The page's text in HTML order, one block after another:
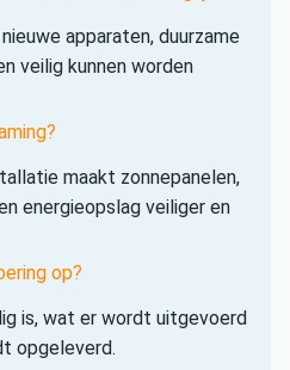
apparaten, duurzame
veilig kunnen worden
maakt zonnepanelen,
energieopslag veiliger en
op?
is, wat er wordt uitgevoerd
opgeleverd.